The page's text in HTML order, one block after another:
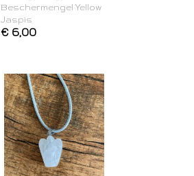
Beschermengel Yellow
Jaspis
€ 6,00